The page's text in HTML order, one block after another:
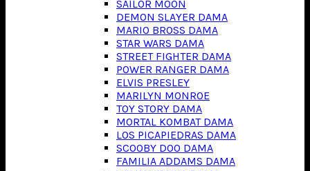
SAILOR MOON
DEMON SLAYER DAMA
MARIO BROSS DAMA
STAR WARS DAMA
STREET FIGHTER DAMA
POWER RANGER DAMA
ELVIS PRESLEY
MARILYN MONROE
TOY STORY DAMA
MORTAL KOMBAT DAMA
LOS PICAPIEDRAS DAMA
SCOOBY DOO DAMA
FAMILIA ADDAMS DAMA